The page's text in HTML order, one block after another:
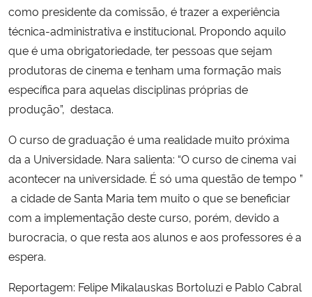
como presidente da comissão, é trazer a experiência
técnica-administrativa e institucional. Propondo aquilo
que é uma obrigatoriedade, ter pessoas que sejam
produtoras de cinema e tenham uma formação mais
específica para aquelas disciplinas próprias de
produção”, destaca.
O curso de graduação é uma realidade muito próxima
da a Universidade. Nara salienta: “O curso de cinema vai
acontecer na universidade. É só uma questão de tempo ”
a cidade de Santa Maria tem muito o que se beneficiar
com a implementação deste curso, porém, devido a
burocracia, o que resta aos alunos e aos professores é a
espera.
Reportagem: Felipe Mikalauskas Bortoluzi e Pablo Cabral